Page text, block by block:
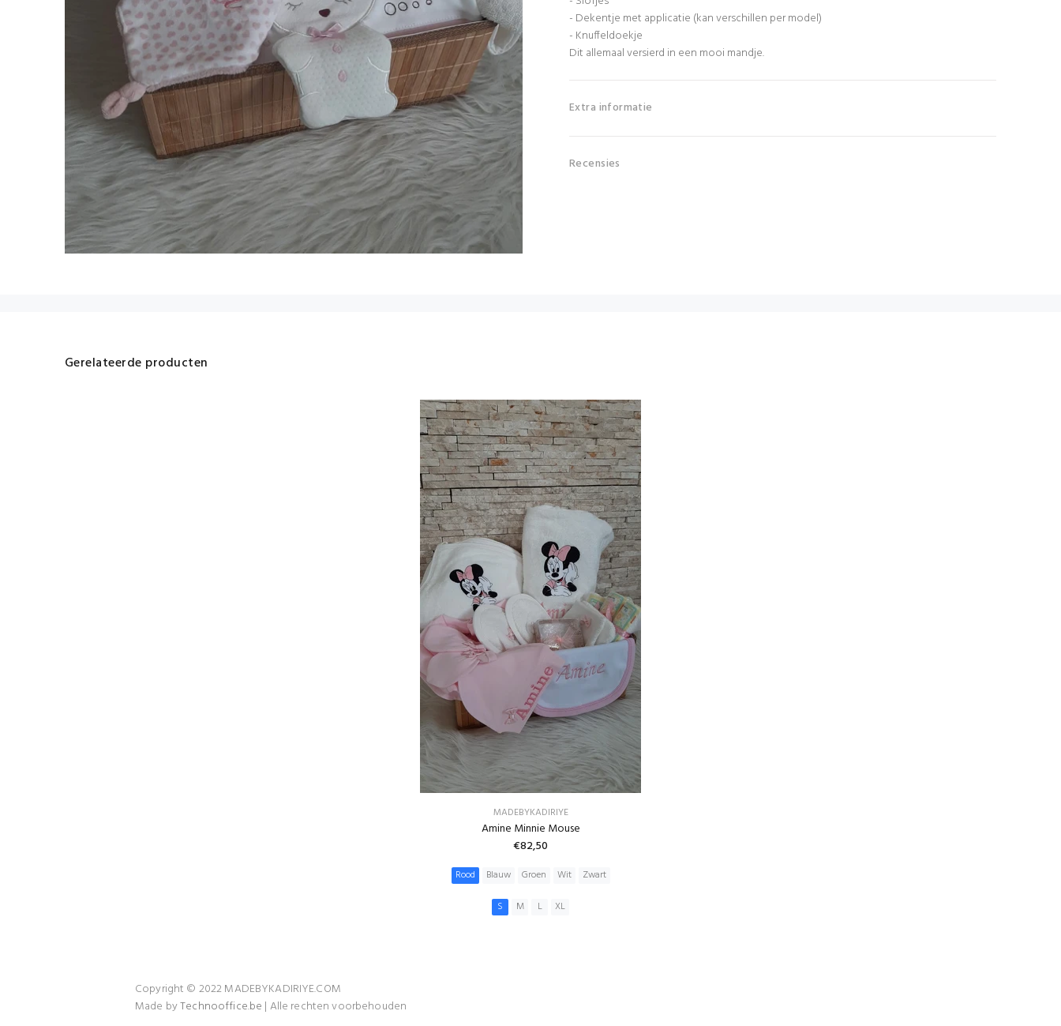
- Dekentje met applicatie (kan verschillen per model)
- Knuffeldoekje
Dit allemaal versierd in een mooi mandje.
Extra informatie
Recensies
Gerelateerde producten
MADEBYKADIRIYE
Amine Minnie Mouse
€82,50
Rood Blauw Groen Wit
Zwart
S
M L XL
Copyright © 2022 MADEBYKADIRIYE.COM
Made byTechnooffice.be | Alle rechten voorbehouden